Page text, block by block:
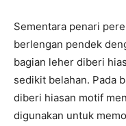
Sementara penari
berlengan pendek
bagian leher diberi
sedikit belahan. Pada
diberi hiasan motif
digunakan untuk